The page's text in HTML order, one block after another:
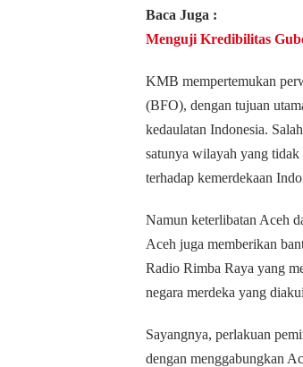
Baca Juga :
Menguji Kredibilitas
KMB mempertemukan
(BFO), dengan tujuan
kedaulatan Indonesia.
satunya wilayah yang
terhadap kemerdekaan
Namun keterlibatan Aceh
Aceh juga memberikan
Radio Rimba Raya yang
negara merdeka yang
Sayangnya, perlakuan
dengan menggabungkan